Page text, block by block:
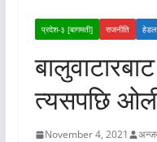
प्रदेश-३ [बागमती] राजनीति
त्यसपछि
November 4, 2021